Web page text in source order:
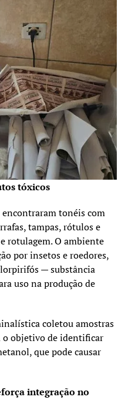
tóxicos
tonéis com
tampas, rótulos e
rotulagem. O ambiente
por insetos e roedores,
— substância
uso na produção de
coletou amostras
o objetivo de identificar
que pode causar
integração no